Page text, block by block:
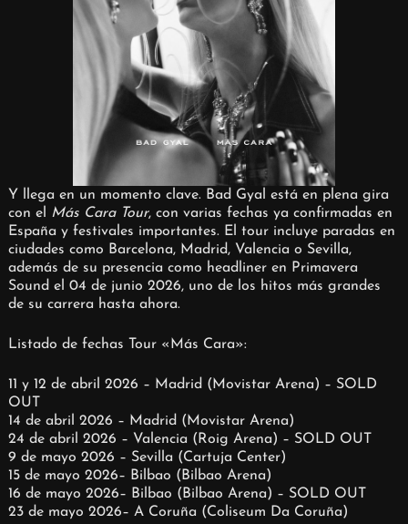
Y llega en un momento clave. Bad Gyal está en plena gira
con el Más Cara Tour, con varias fechas ya confirmadas en
España y festivales importantes. El tour incluye paradas en
ciudades como Barcelona, Madrid, Valencia o Sevilla,
además de su presencia como headliner en Primavera
Sound el 04 de junio 2026, uno de los hitos más grandes
de su carrera hasta ahora.
Listado de fechas Tour «Más Cara»:
11 y 12 de abril 2026 – Madrid (Movistar Arena) – SOLD
OUT
14 de abril 2026 – Madrid (Movistar Arena)
24 de abril 2026 – Valencia (Roig Arena) – SOLD OUT
9 de mayo 2026 – Sevilla (Cartuja Center)
15 de mayo 2026– Bilbao (Bilbao Arena)
16 de mayo 2026– Bilbao (Bilbao Arena) – SOLD OUT
23 de mayo 2026– A Coruña (Coliseum Da Coruña)